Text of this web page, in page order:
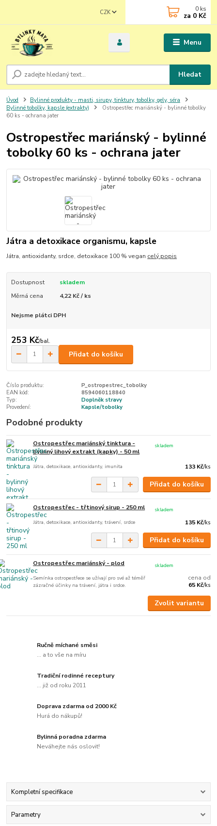
Menu
CZK
Hledat
0 ks
za 0 Kč
Úvod
Bylinné produkty - masti, sirupy, tinktury, tobolky, gely, séra
Bylinné tobolky, kapsle (extrakty)
Ostropestřec mariánský - bylinné tobolky
60 ks - ochrana jater
Ostropestřec mariánský - bylinné
tobolky 60 ks - ochrana jater
Játra a detoxikace organismu, kapsle
Játra, antioxidanty, srdce, detoxikace 100 % vegan celý popis
Dostupnost
skladem
Měrná cena
4,22 Kč / ks
Nejsme plátci DPH
253 Kč/bal.
Přidat do košíku
Číslo produktu:
P_ostropestrec_tobolky
EAN kód:
8594060118840
Typ:
Doplněk stravy
Provedení:
Kapsle/tobolky
Podobné produkty
Ostropestřec mariánský tinktura -
bylinný lihový extrakt (kapky) - 50 ml
Játra, detoxikace, antioxidanty, imunita 133 Kč/ks
skladem
Přidat do košíku
Ostropestřec - třtinový sirup - 250 ml
Játra, detoxikace, antioxidanty, trávení, srdce 135 Kč/ks
skladem
Přidat do košíku
Ostropestřec mariánský - plod
Semínka ostropestřece se užívají pro své až téměř
zázračné účinky na trávení, játra i srdce.
cena od
65 Kč/ks
skladem
Zvolit variantu
Ručně míchané směsi
... a to vše na míru
Tradiční rodinné receptury
... již od roku 2011
Doprava zdarma od 2000 Kč
Hurá do nákupů!
Bylinná poradna zdarma
Neváhejte nás oslovit!
Kompletní specifikace
Parametry